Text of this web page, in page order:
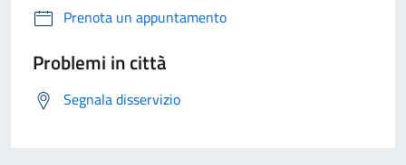
Prenota un appuntamento
Problemi in città
Segnala disservizio